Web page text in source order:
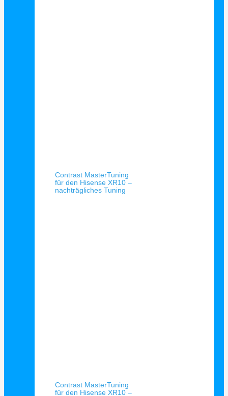
Contrast MasterTuning
für den Hisense XR10 –
nachträgliches Tuning
Contrast MasterTuning
für den Hisense XR10 –